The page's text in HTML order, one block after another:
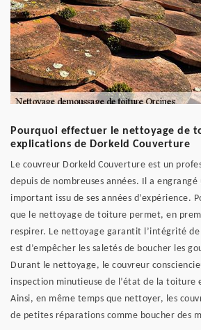
Pourquoi effectuer le nettoyage de
explications de Dorkeld Couverture
Le couvreur Dorkeld Couverture est un
depuis de nombreuses années. Il a
important issu de ses années d’expérience.
que le nettoyage de toiture permet, en
respirer. Le nettoyage garantit l’intégrité de
est d’empêcher les saletés de boucher les
Durant le nettoyage, le couvreur
inspection minutieuse de l’état de la toiture
Ainsi, en même temps que nettoyer, les
de petites réparations comme boucher des